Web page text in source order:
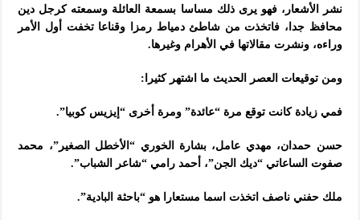
نشر الأشعار، فهو يرى ذلك مساسا بسمعة العائلة وسمعته كرجل دين
محافظ جدا، فاتخذت من شاطئ دمياط رمزا وقناعا تخفت أول الأمر
وراءه، ونشرت مقالاتها في الأهرام وغيرها.
ومن توقيعات العصر الحديث ما اشتهر كثيرا:
فمي زيادة كانت توقع مرة “عائدة” ومرة أخرى “إيزيس كوبيا”.
حسن حمدان، مهدي عامل، بشارة الخوري “الأخطل الصغير”، محمد
صفوت الساعاتي “ديك الجن”، أحمد رامي “شاعر الشباب”.
ملك حفني ناصف اتخذت اسما مستعارا هو “باحثة البادية”.